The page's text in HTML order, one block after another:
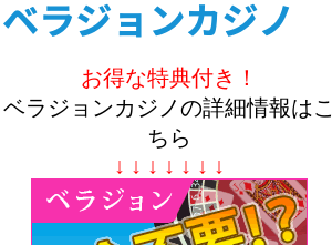
お得な特典付き！
ベラジョンカジノの詳細情報はこ
ちら
↓ ↓ ↓ ↓ ↓ ↓ ↓